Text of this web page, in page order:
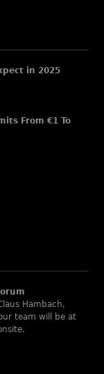
in 2025
From €1 To
Hambach,
team will be at